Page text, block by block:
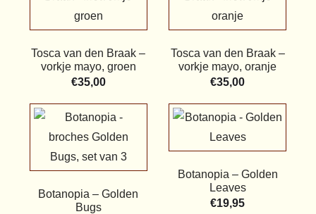
Tosca van den Braak –
vorkje mayo, groen
€35,00
Tosca van den Braak –
vorkje mayo, oranje
€35,00
Botanopia – Golden
Bugs
Botanopia – Golden
Leaves
€19,95